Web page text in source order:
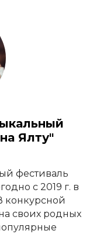
Ялту"
фестиваль
с 2019 г. в
конкурсной
своих родных